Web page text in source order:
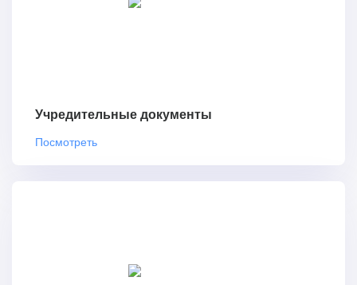
Учредительные документы
Посмотреть